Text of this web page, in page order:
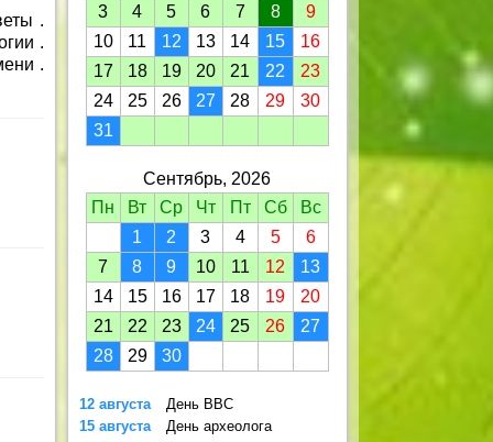
.
.
.
3
4 5 6 7 8
9
10
11 12 13 14 15
16
17
18 19 20 21 22
23
24
25 26 27 28 29
30
31
Сентябрь, 2026
Пн
Вт Ср Чт Пт Сб
Вс
1
2 3 4 5
6
7
8 9 10 11 12
13
14
15 16 17 18 19
20
21
22 23 24 25 26
27
28
29 30
12 августа
День ВВС
15 августа
День археолога